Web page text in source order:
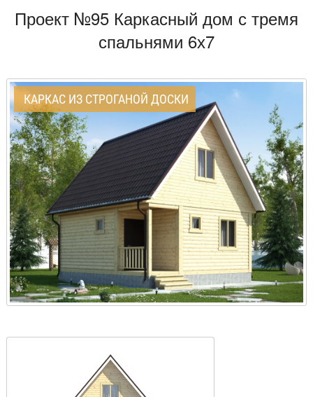
Проект №95 Каркасный дом с тремя
спальнями 6х7
КАРКАС ИЗ СТРОГАНОЙ ДОСКИ